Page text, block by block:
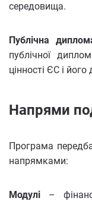
середовища.
Публічна
публічної
цінності ЄС і його
Напрями
Програма
напрямками:
Модулі –